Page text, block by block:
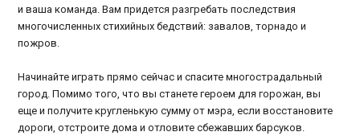
и ваша команда. Вам придется разгребать последствия
многочисленных стихийных бедствий: завалов, торнадо и
пожров.
Начинайте играть прямо сейчас и спасите многострадальный
город. Помимо того, что вы станете героем для горожан, вы
еще и получите кругленькую сумму от мэра, если восстановите
дороги, отстроите дома и отловите сбежавших барсуков.